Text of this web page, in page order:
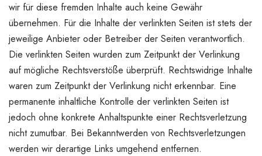
wir für diese fremden Inhalte auch keine Gewähr
übernehmen. Für die Inhalte der verlinkten Seiten ist stets der
jeweilige Anbieter oder Betreiber der Seiten verantwortlich.
Die verlinkten Seiten wurden zum Zeitpunkt der Verlinkung
auf mögliche Rechtsverstöße überprüft. Rechtswidrige Inhalte
waren zum Zeitpunkt der Verlinkung nicht erkennbar. Eine
permanente inhaltliche Kontrolle der verlinkten Seiten ist
jedoch ohne konkrete Anhaltspunkte einer Rechtsverletzung
nicht zumutbar. Bei Bekanntwerden von Rechtsverletzungen
werden wir derartige Links umgehend entfernen.